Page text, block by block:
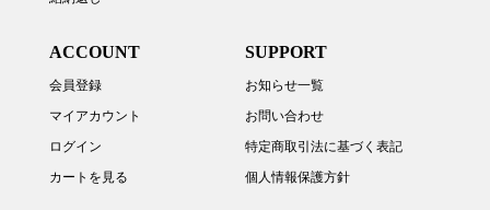
ACCOUNT
会員登録
マイアカウント
ログイン
カートを見る
SUPPORT
お知らせ一覧
お問い合わせ
特定商取引法に基づく表記
個人情報保護方針